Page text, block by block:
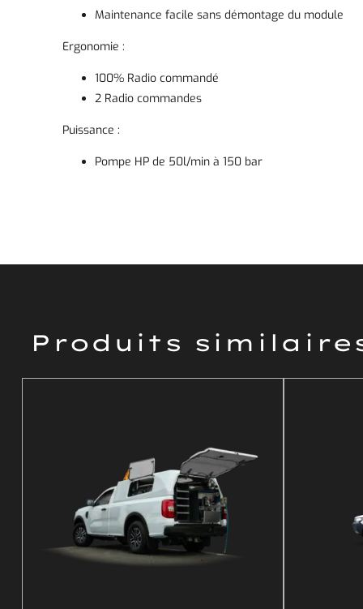
Maintenance facile sans démontage du module
Ergonomie :
100% Radio commandé
2 Radio commandes
Puissance :
Pompe HP de 50l/min à 150 bar
Produits
DÉTAILS